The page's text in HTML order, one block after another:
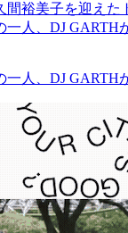
裕美子を迎えた
人、DJ GARTH
人、DJ GARTH